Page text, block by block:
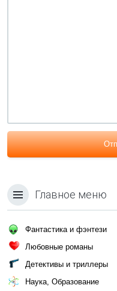
Главное меню
Фантастика и фэнтези
Любовные романы
Детективы и триллеры
Наука, Образование